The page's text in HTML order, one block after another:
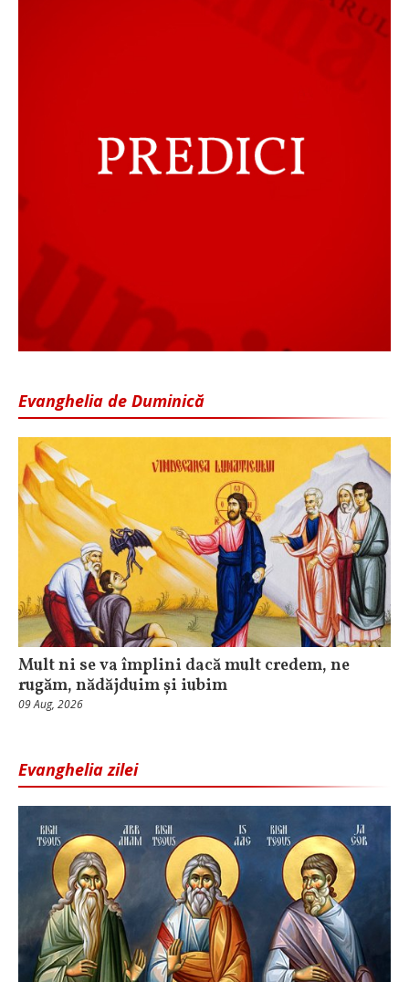
Evanghelia de Duminică
Mult ni se va împlini dacă mult credem, ne
rugăm, nădăjduim și iubim
09 Aug, 2026
Evanghelia zilei